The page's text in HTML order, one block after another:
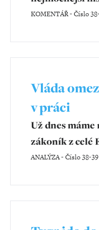
KOMENTÁŘ-Číslo
Vláda
v práci
Už dnes
zákoník z celé
ANALÝZA-Číslo 38-39